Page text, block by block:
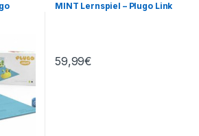
MINT Lernspiel – Plugo Link
59,99€